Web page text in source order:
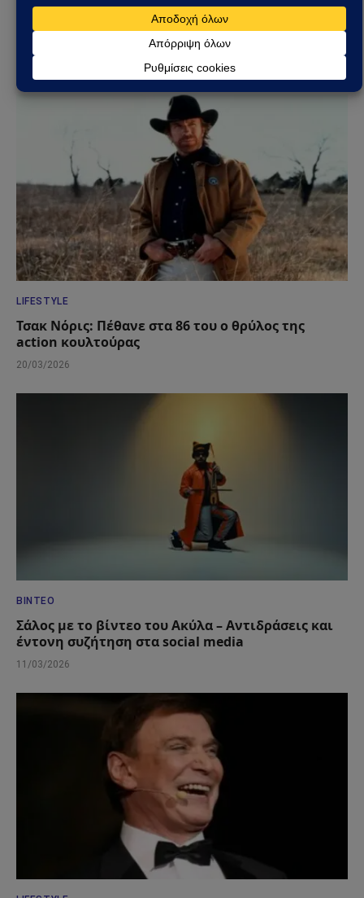
Έφυγε από τη ζωή η Μαίρη Λίντα – Σίγησε μία
από τις μεγαλύτερες φωνές του ελληνικού
LIFESTYLE
Τσακ Νόρις: Πέθανε στα 86 του ο θρύλος της
action κουλτούρας
20/03/2026
ΒΊΝΤΕΟ
Σάλος με το βίντεο του Ακύλα – Αντιδράσεις και
έντονη συζήτηση στα social media
11/03/2026